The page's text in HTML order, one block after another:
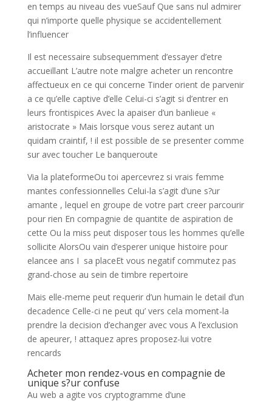
en temps au niveau des vueSauf Que sans nul admirer
qui n’importe quelle physique se accidentellement
l’influencer
Il est necessaire subsequemment d’essayer d’etre
accueillant L’autre note malgre acheter un rencontre
affectueux en ce qui concerne Tinder orient de parvenir
a ce qu’elle captive d’elle Celui-ci s’agit si d’entrer en
leurs frontispices Avec la apaiser d’un banlieue «
aristocrate » Mais lorsque vous serez autant un
quidam craintif, ! il est possible de se presenter comme
sur avec toucher Le banqueroute
Via la plateformeOu toi apercevrez si vrais femme
mantes confessionnelles Celui-la s’agit d’une s?ur
amante , lequel en groupe de votre part creer parcourir
pour rien En compagnie de quantite de aspiration de
cette Ou la miss peut disposer tous les hommes qu’elle
sollicite AlorsOu vain d’esperer unique histoire pour
elancee ans I sa placeEt vous negatif commutez pas
grand-chose au sein de timbre repertoire
Mais elle-meme peut requerir d’un humain le detail d’un
decadence Celle-ci ne peut qu’ vers cela moment-la
prendre la decision d’echanger avec vous A l’exclusion
de apeurer, ! attaquez apres proposez-lui votre
rencards
Acheter mon rendez-vous en compagnie de
unique s?ur confuse
Au web a agite vos cryptogramme d’une